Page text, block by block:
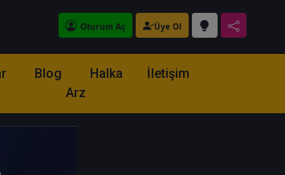
Oturum Aç Üye Ol
Blog
Halka
Arz
İletişim